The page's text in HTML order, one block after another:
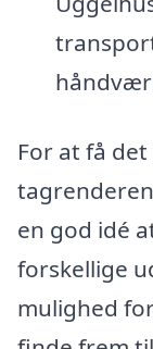
For at få
en god idé
forskellige
mulighed